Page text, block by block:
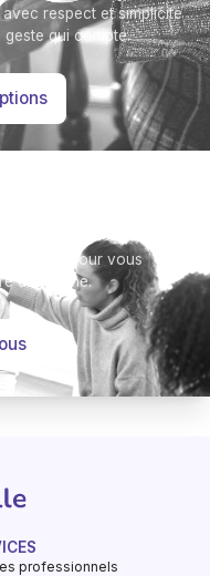
Mémorial Partager
-
respect et simplicité
geste qui compte.
pour vous
démarche.
professionnels